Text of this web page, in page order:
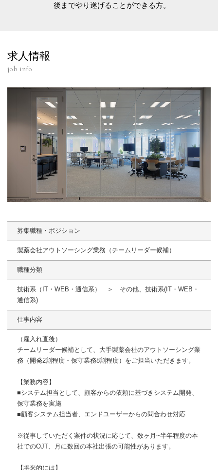
後までやり遂げることができる方。
求人情報
job info
募集職種・ポジション
製薬会社アウトソーシング業務（チームリーダー候補）
職種分類
技術系（IT・WEB・通信系） ＞ その他、技術系(IT・WEB・
通信系)
仕事内容
（雇入れ直後）
チームリーダー候補として、大手製薬会社のアウトソーシング業
務（開発2割程度・保守業務8割程度）をご担当いただきます。
【業務内容】
■システム担当として、顧客からの依頼に基づきシステム開発、
保守業務を実施
■顧客システム担当者、エンドユーザーからの問合わせ対応
※従事していただく案件の状況に応じて、数ヶ月~半年程度の本
社でのOJT、月に数回の本社出張の可能性があります。
【将来的には】